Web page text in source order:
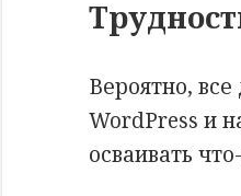
Вероятно,
WordPress и
осваивать